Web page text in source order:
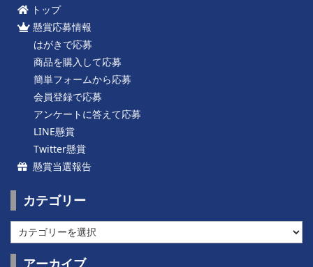
トップ
懸賞応募情報
はがきで応募
商品を購入して応募
簡単フォームから応募
会員登録で応募
アンケートに答えて応募
LINE懸賞
Twitter懸賞
懸賞当選報告
カテゴリー
カ
テ
ゴ アーカイブ